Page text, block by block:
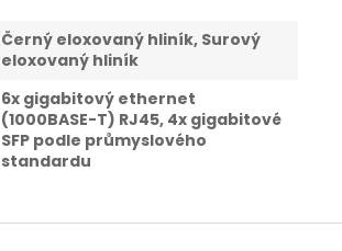
Černý eloxovaný hliník, Surový
eloxovaný hliník
6x gigabitový ethernet
(1000BASE-T) RJ45, 4x gigabitové
SFP podle průmyslového
standardu